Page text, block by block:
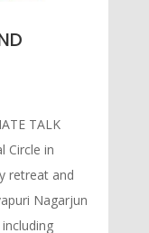
TALK
Circle in
retreat and
Nagarjun